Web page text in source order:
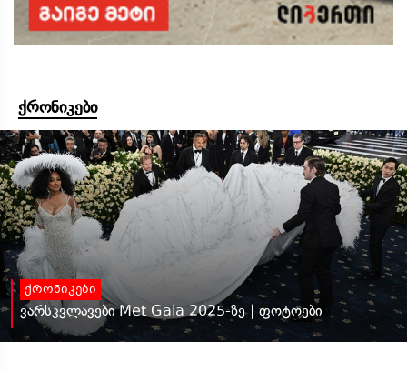
ქრონიკები
ქრონიკები
ვარსკვლავები Met Gala 2025-ზე | ფოტოები